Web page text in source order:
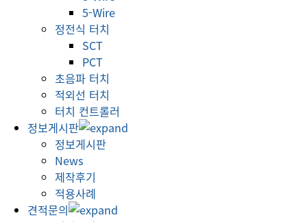
5-Wire
정전식 터치
SCT
PCT
초음파 터치
적외선 터치
터치 컨트롤러
정보게시판
정보게시판
News
제작후기
적용사례
견적문의